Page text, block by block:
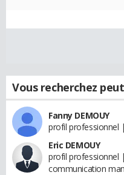
Vous recherchez
Fanny DEMOUY
profil professionnel
Eric DEMOUY
profil professionnel
communication